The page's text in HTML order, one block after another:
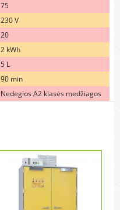
75
230 V
20
2 kWh
5 L
90 min
Nedegios A2 klasės medžiagos